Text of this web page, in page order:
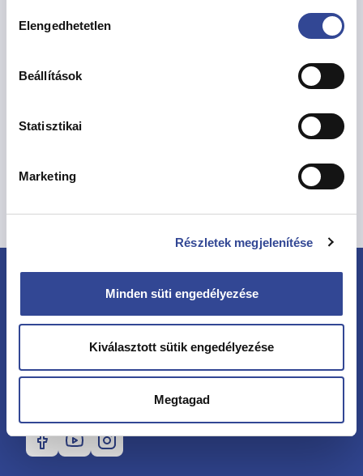
kiválasztása
Elengedhetetlen
Beállítások
Statisztikai
Marketing
Részletek megjelenítése
Minden süti engedélyezése
Kiválasztott sütik engedélyezése
Megtagad
Vissza az Eseményekhez